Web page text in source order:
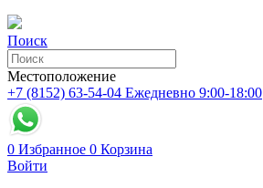
Поиск
Местоположение
+7 (8152) 63-54-04 Ежедневно 9:00-18:00
0 Избранное 0 Корзина
Войти